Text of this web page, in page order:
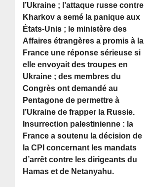
l’Ukraine ; l’attaque russe contre
Kharkov a semé la panique aux
États-Unis ; le ministère des
Affaires étrangères a promis à la
France une réponse sérieuse si
elle envoyait des troupes en
Ukraine ; des membres du
Congrès ont demandé au
Pentagone de permettre à
l’Ukraine de frapper la Russie.
Insurrection palestinienne : la
France a soutenu la décision de
la CPI concernant les mandats
d’arrêt contre les dirigeants du
Hamas et de Netanyahu.